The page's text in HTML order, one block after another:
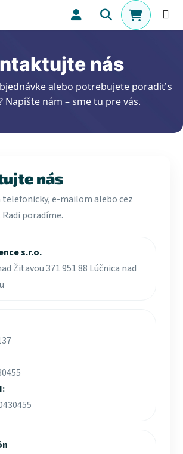
Hľadať
nás
alebo potrebujete poradiť s
Napíšte nám – sme tu pre vás.
nás
telefonicky, e-mailom alebo cez
poradíme.
s.r.o.
Žitavou 371 951 88 Lúčnica nad